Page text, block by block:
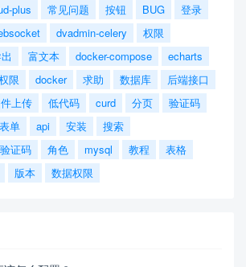
plus 常见问题 按钮 BUG
登录
dvadmin-celery
权限
富文本 docker-compose
echarts
限 docker 求助 数据库
后端接口
上传 低代码 curd 分页
验证码
表单 api 安装
搜索
证码
角色 mysql 教程
表格
版本 数据权限